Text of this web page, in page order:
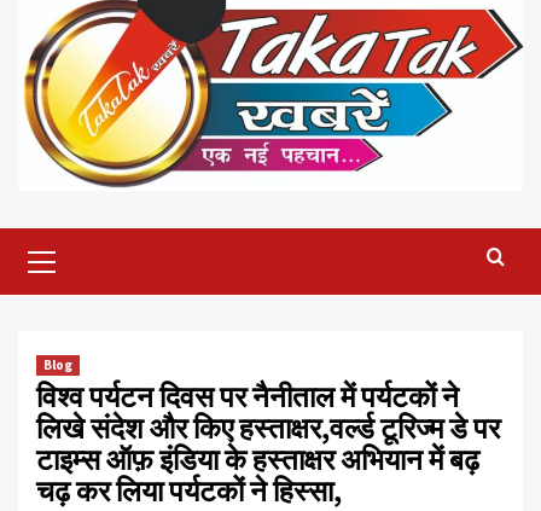
Menu
Blog
विश्व पर्यटन दिवस पर नैनीताल में पर्यटकों ने
लिखे संदेश और किए हस्ताक्षर,वर्ल्ड टूरिज्म डे पर
टाइम्स ऑफ़ इंडिया के हस्ताक्षर अभियान में बढ़
चढ़ कर लिया पर्यटकों ने हिस्सा,